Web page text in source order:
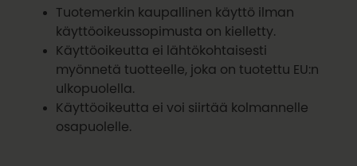
Tuotemerkin kaupallinen käyttö ilman
käyttöoikeussopimusta on kielletty.
Käyttöoikeutta ei lähtökohtaisesti
myönnetä tuotteelle, joka on tuotettu EU:n
ulkopuolella.
Käyttöoikeutta ei voi siirtää kolmannelle
osapuolelle.